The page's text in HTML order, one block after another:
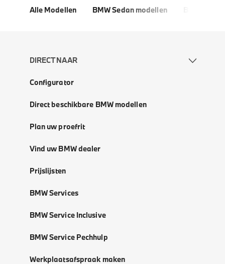
Alle Modellen BMW Sedan modellen
DIRECT NAAR
Configurator
Direct beschikbare BMW modellen
Plan uw proefrit
Vind uw BMW dealer
Prijslijsten
BMW Services
BMW Service Inclusive
BMW Service Pechhulp
Werkplaatsafspraak maken